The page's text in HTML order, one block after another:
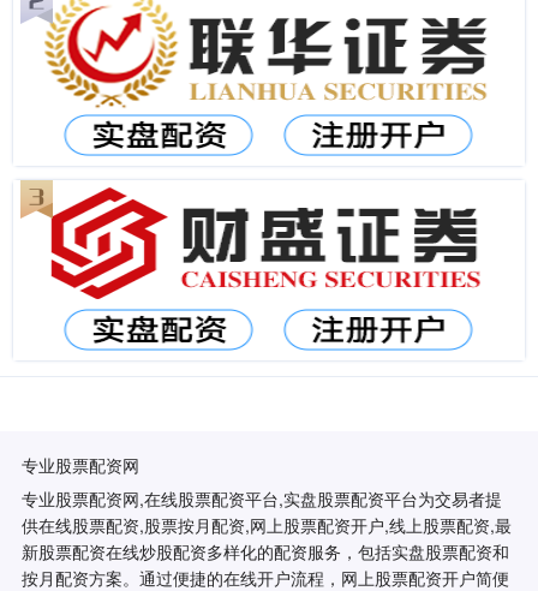
专业股票配资网
专业股票配资网,在线股票配资平台,实盘股票配资平台为交易者提
供在线股票配资,股票按月配资,网上股票配资开户,线上股票配资,最
新股票配资在线炒股配资多样化的配资服务，包括实盘股票配资和
按月配资方案。通过便捷的在线开户流程，网上股票配资开户简便